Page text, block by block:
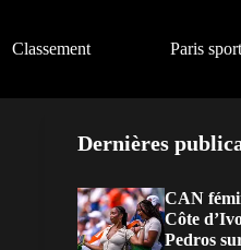
Classement Paris
Dernières
CAN
Côte
Pedros